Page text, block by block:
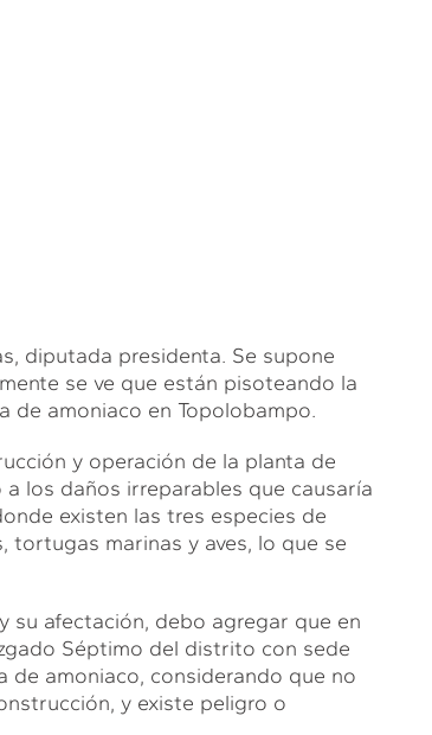
diputada presidenta. Se supone
se ve que están pisoteando la
de amoniaco en Topolobampo.
y operación de la planta de
los daños irreparables que causaría
existen las tres especies de
tortugas marinas y aves, lo que se
su afectación, debo agregar que en
Séptimo del distrito con sede
de amoniaco, considerando que no
y existe peligro o